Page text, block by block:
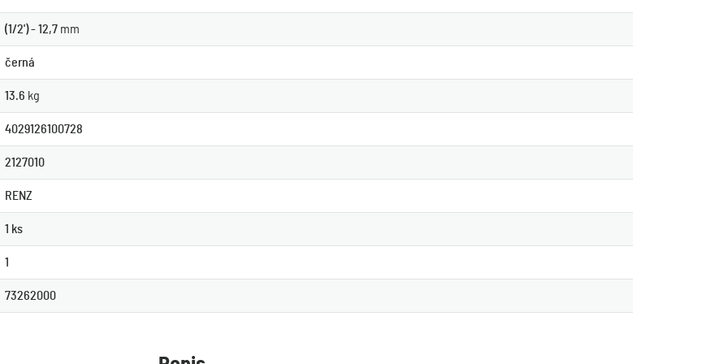
(1/2') - 12,7 mm
černá
13.6 kg
4029126100728
2127010
RENZ
1 ks
1
73262000